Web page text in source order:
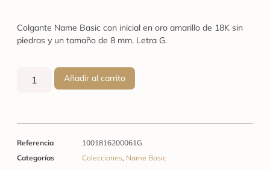
Colgante Name Basic con inicial en oro amarillo de 18K sin
piedras y un tamaño de 8 mm. Letra G.
Añadir al carrito
Referencia
1001816200061G
Categorías
Colecciones, Name Basic